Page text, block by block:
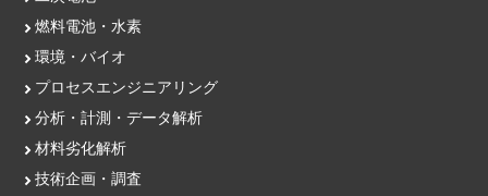
燃料電池・水素
環境・バイオ
プロセスエンジニアリング
分析・計測・データ解析
材料劣化解析
技術企画・調査